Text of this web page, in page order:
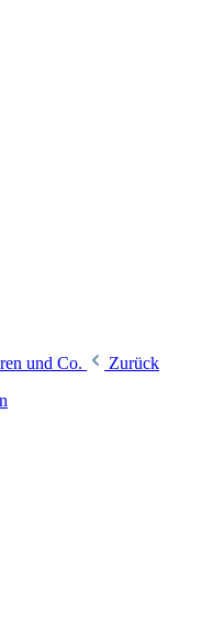
und Co.
Zurück